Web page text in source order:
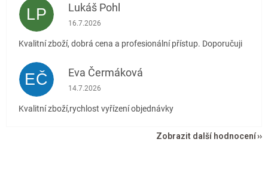
LP Lukáš Pohl
Hodnocení obchodu je 5 z 5 hvězdiček.
16.7.2026
Kvalitní zboží, dobrá cena a profesionální přístup. Doporučuji
EČ Eva Čermáková
Hodnocení obchodu je 5 z 5 hvězdiček.
14.7.2026
Kvalitní zboží,rychlost vyřízení objednávky
Zobrazit další hodnocení